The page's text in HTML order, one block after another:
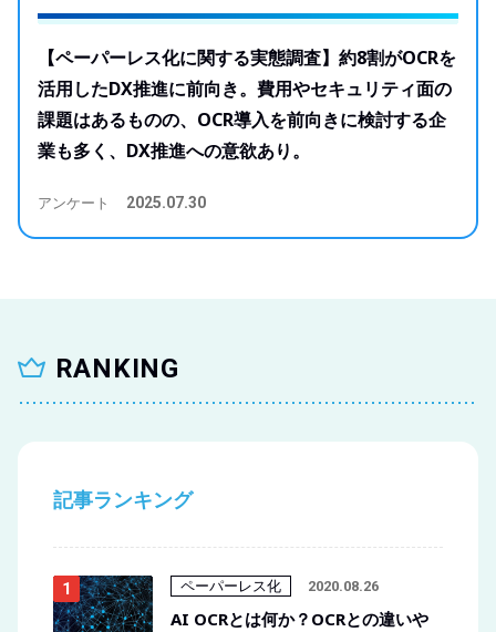
【ペーパーレス化に関する実態調査】約8割がOCRを
活用したDX推進に前向き​。費用やセキュリティ面の
課題はあるものの、OCR導入を前向きに検討する企
業も多く、DX推進への意欲あり。
アンケート 2025.07.30
RANKING
記事ランキング
ペーパーレス化 2020.08.26
AI OCRとは何か？OCRとの違いや